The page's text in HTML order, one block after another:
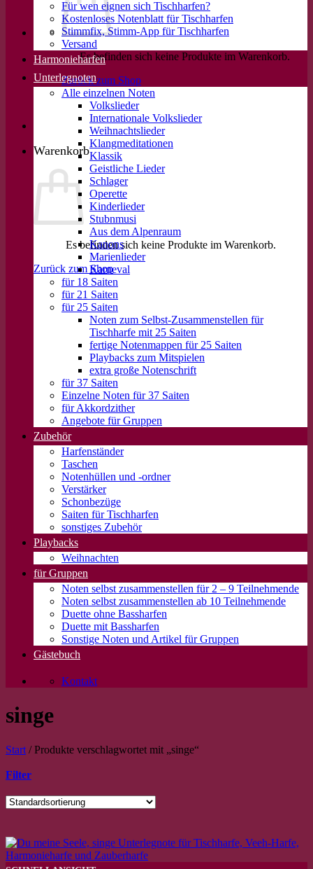
Es befinden sich keine Produkte im Warenkorb.
Zurück zum Shop
Warenkorb
Es befinden sich keine Produkte im Warenkorb.
Zurück zum Shop
Für wen eignen sich Tischharfen?
Kostenloses Notenblatt für Tischharfen
Stimmfix, Stimm-App für Tischharfen
Versand
Harmonieharfen
Unterlegnoten
Alle einzelnen Noten
Volkslieder
Internationale Volkslieder
Weihnachtslieder
Klangmeditationen
Klassik
Geistliche Lieder
Schlager
Operette
Kinderlieder
Stubnmusi
Aus dem Alpenraum
Kanons
Marienlieder
Karneval
für 18 Saiten
für 21 Saiten
für 25 Saiten
Noten zum Selbst-Zusammenstellen für
Tischharfe mit 25 Saiten
fertige Notenmappen für 25 Saiten
Playbacks zum Mitspielen
extra große Notenschrift
für 37 Saiten
Einzelne Noten für 37 Saiten
für Akkordzither
Angebote für Gruppen
Zubehör
Harfenständer
Taschen
Notenhüllen und -ordner
Verstärker
Schonbezüge
Saiten für Tischharfen
sonstiges Zubehör
Playbacks
Weihnachten
für Gruppen
Noten selbst zusammenstellen für 2 – 9 Teilnehmende
Noten selbst zusammenstellen ab 10 Teilnehmende
Duette ohne Bassharfen
Duette mit Bassharfen
Sonstige Noten und Artikel für Gruppen
Gästebuch
Kontakt
singe
Start /Produkte verschlagwortet mit „singe“
Filter